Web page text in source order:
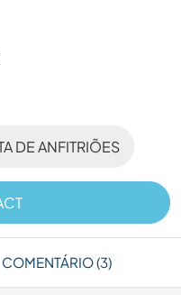
DE ANFITRIÕES
COMENTÁRIO (3)